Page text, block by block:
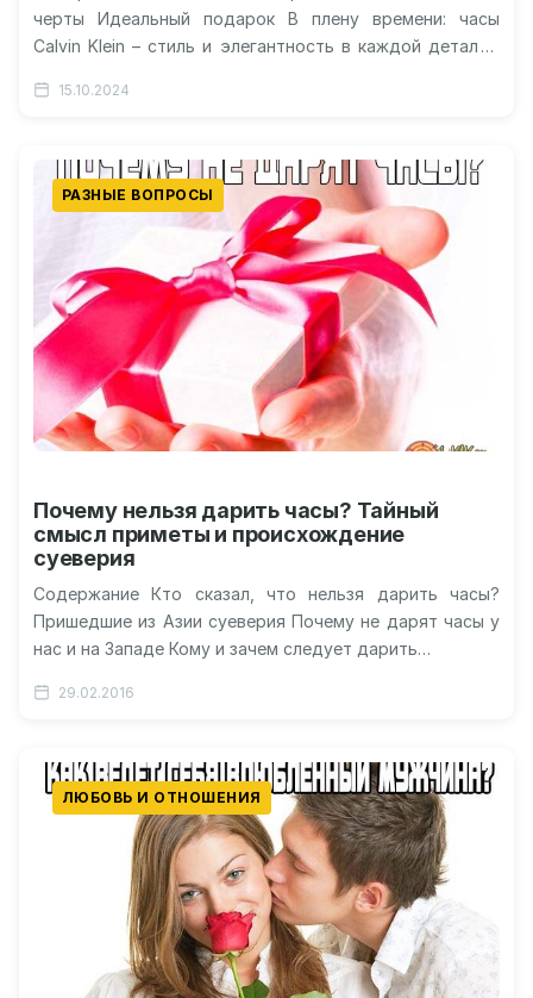
черты Идеальный подарок В плену времени: часы
Calvin Klein – стиль и элегантность в каждой детали
15.10.2024
РАЗНЫЕ ВОПРОСЫ
Почему нельзя дарить часы? Тайный
смысл приметы и происхождение
суеверия
Содержание Кто сказал, что нельзя дарить часы?
Пришедшие из Азии суеверия Почему не дарят часы у
нас и на Западе Кому и зачем следует дарить…
29.02.2016
ЛЮБОВЬ И ОТНОШЕНИЯ